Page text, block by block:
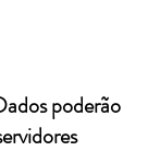
poderão